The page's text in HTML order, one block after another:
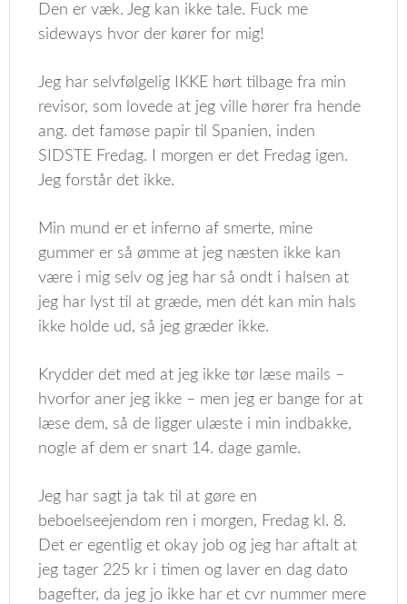
Den er væk. Jeg kan ikke tale. Fuck me
sideways hvor der kører for mig!
Jeg har selvfølgelig IKKE hørt tilbage fra min
revisor, som lovede at jeg ville hører fra hende
ang. det famøse papir til Spanien, inden
SIDSTE Fredag. I morgen er det Fredag igen.
Jeg forstår det ikke.
Min mund er et inferno af smerte, mine
gummer er så ømme at jeg næsten ikke kan
være i mig selv og jeg har så ondt i halsen at
jeg har lyst til at græde, men dét kan min hals
ikke holde ud, så jeg græder ikke.
Krydder det med at jeg ikke tør læse mails –
hvorfor aner jeg ikke – men jeg er bange for at
læse dem, så de ligger ulæste i min indbakke,
nogle af dem er snart 14. dage gamle.
Jeg har sagt ja tak til at gøre en
beboelseejendom ren i morgen, Fredag kl. 8.
Det er egentlig et okay job og jeg har aftalt at
jeg tager 225 kr i timen og laver en dag dato
bagefter, da jeg jo ikke har et cvr nummer mere